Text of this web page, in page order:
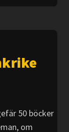
50 böcker
om